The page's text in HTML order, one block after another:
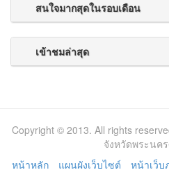
สนใจมากสุดในรอบเดือน
เข้าชมล่าสุด
Copyright © 2013. All rights
จังหวัดพระนค
หน้าหลัก
แผนผังเว็บไซต์ หน้าเว็บ